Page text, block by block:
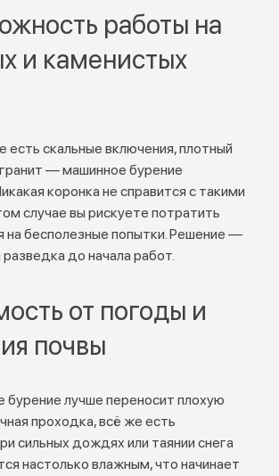
работы на
и каменистых
есть скальные включения, плотный
— машинное бурение
коронка не справится с такими
случае вы рискуете потратить
на бесполезные попытки. Решение —
разведка до начала работ.
от погоды и
почвы
бурение лучше переносит плохую
проходка, всё же есть
сильных дождях или таянии снега
настолько влажным, что начинает